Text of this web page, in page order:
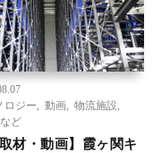
ロジー
動画 物流施設
ど
取材・動画】霞ヶ関キ